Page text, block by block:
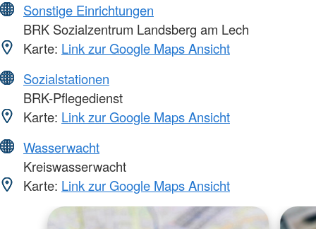
Sonstige Einrichtungen
BRK Sozialzentrum Landsberg am Lech
Karte: Link zur Google Maps Ansicht
Sozialstationen
BRK-Pflegedienst
Karte: Link zur Google Maps Ansicht
Wasserwacht
Kreiswasserwacht
Karte: Link zur Google Maps Ansicht